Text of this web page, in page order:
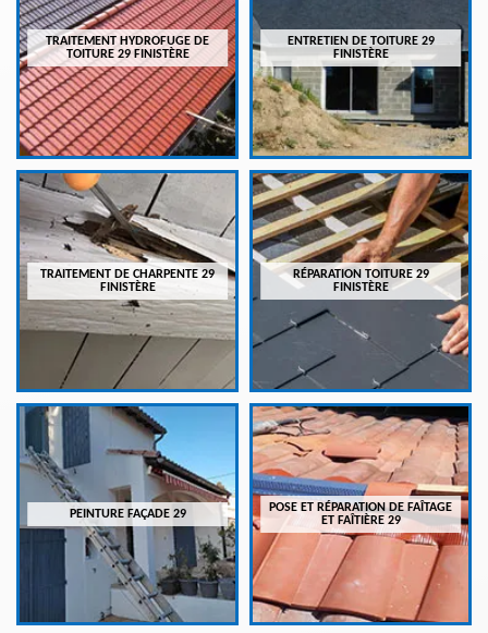
TRAITEMENT HYDROFUGE DE
TOITURE 29 FINISTÈRE
ENTRETIEN DE TOITURE 29
FINISTÈRE
TRAITEMENT DE CHARPENTE 29
FINISTÈRE
RÉPARATION TOITURE 29
FINISTÈRE
PEINTURE FAÇADE 29
POSE ET RÉPARATION DE FAÎTAGE
ET FAÎTIÈRE 29